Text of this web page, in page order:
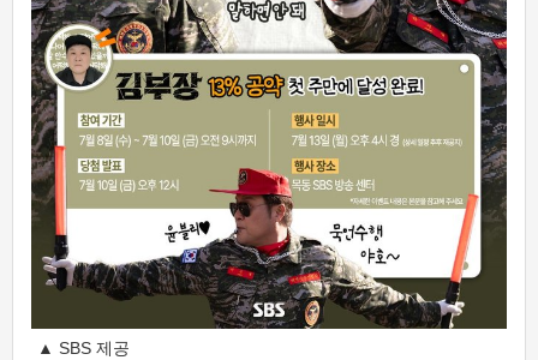
▲ SBS 제공